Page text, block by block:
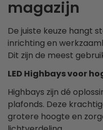
magazijn
De juiste keuze hangt
inrichting en
Dit zijn de meest
LED Highbays voor
Highbays zijn dé
plafonds. Deze
grotere hoogte en